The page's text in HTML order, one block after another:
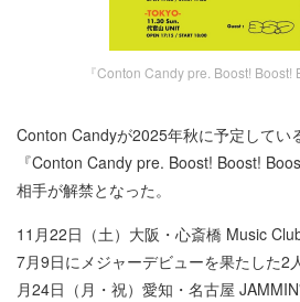
『Conton Candy pre. Boost! Boost!
Conton Candyが2025年秋に予定してい
『Conton Candy pre. Boost! Boost!
相手が解禁となった。
11月22日（土）大阪・心斎橋 Music
7月9日にメジャーデビューを果たした2
月24日（月・祝）愛知・名古屋